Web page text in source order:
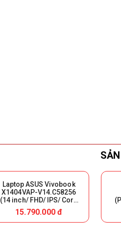
Laptop ASUS Vivobook
X1404VAP-V14.C58256
(14 inch/ FHD/ IPS/ Core
5-120U/ 8GB/ SSD 256GB/
WIN11S/ Blue) Nhập Khẩu
15.790.000 đ